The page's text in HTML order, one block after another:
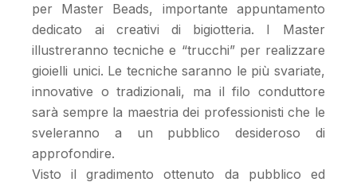
per Master Beads, importante appuntamento
dedicato ai creativi di bigiotteria. I Master
illustreranno tecniche e “trucchi” per realizzare
gioielli unici. Le tecniche saranno le più svariate,
innovative o tradizionali, ma il filo conduttore
sarà sempre la maestria dei professionisti che le
sveleranno a un pubblico desideroso di
approfondire.
Visto il gradimento ottenuto da pubblico ed